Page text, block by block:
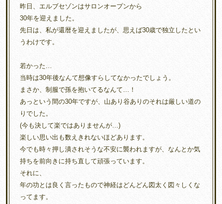
昨日、エルブセゾンはサロンオープンから
30年を迎えました。
先日は、私が還暦を迎えましたが、思えば30歳で独立したとい
うわけです。
若かった…
当時は30年後なんて想像すらしてなかったでしょう。
まさか、制服で孫を抱いてるなんて…！
あっという間の30年ですが、山あり谷ありのそれは厳しい道の
りでした。
(今も決して楽ではありませんが…)
楽しい思い出も数えきれないほどあります。
今でも時々押し潰されそうな不安に襲われますが、なんとか気
持ちを前向きに持ち直して頑張っています。
それに、
年の功とは良く言ったもので神経はどんどん図太く図々しくな
ってます。